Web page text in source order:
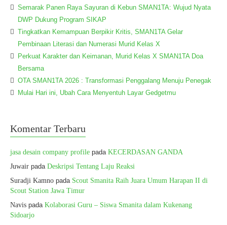
Semarak Panen Raya Sayuran di Kebun SMAN1TA: Wujud Nyata
DWP Dukung Program SIKAP
Tingkatkan Kemampuan Berpikir Kritis, SMAN1TA Gelar
Pembinaan Literasi dan Numerasi Murid Kelas X
Perkuat Karakter dan Keimanan, Murid Kelas X SMAN1TA Doa
Bersama
OTA SMAN1TA 2026 : Transformasi Penggalang Menuju Penegak
Mulai Hari ini, Ubah Cara Menyentuh Layar Gedgetmu
Komentar Terbaru
jasa desain company profile pada KECERDASAN GANDA
Juwair pada Deskripsi Tentang Laju Reaksi
Suradji Kamno pada Scout Smanita Raih Juara Umum Harapan II di
Scout Station Jawa Timur
Navis pada Kolaborasi Guru – Siswa Smanita dalam Kukenang
Sidoarjo